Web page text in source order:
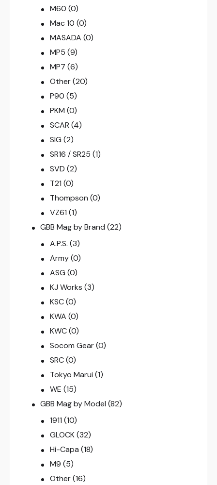
M60 (0)
Mac 10 (0)
MASADA (0)
MP5 (9)
MP7 (6)
Other (20)
P90 (5)
PKM (0)
SCAR (4)
SIG (2)
SR16 / SR25 (1)
SVD (2)
T21 (0)
Thompson (0)
VZ61 (1)
GBB Mag by Brand (22)
A.P.S. (3)
Army (0)
ASG (0)
KJ Works (3)
KSC (0)
KWA (0)
KWC (0)
Socom Gear (0)
SRC (0)
Tokyo Marui (1)
WE (15)
GBB Mag by Model (82)
1911 (10)
GLOCK (32)
Hi-Capa (18)
M9 (5)
Other (16)